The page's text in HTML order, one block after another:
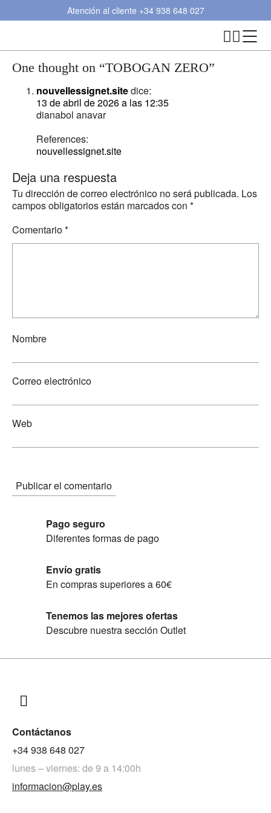
Atención al cliente +34 938 648 027
One thought on “TOBOGAN ZERO”
nouvellessignet.sitedice:
13 de abril de 2026 a las 12:35
dianabol anavar
References:
nouvellessignet.site
Deja una respuesta
Tu dirección de correo electrónico no será publicada. Los
campos obligatorios están marcados con *
Comentario*
Nombre
Correo electrónico
Web
Pago seguro
Diferentes formas de pago
Envío gratis
En compras superiores a 60€
Tenemos las mejores ofertas
Descubre nuestra sección Outlet
Contáctanos
+34 938 648 027
lunes – viernes: de 9 a 14:00h
informacion@play.es